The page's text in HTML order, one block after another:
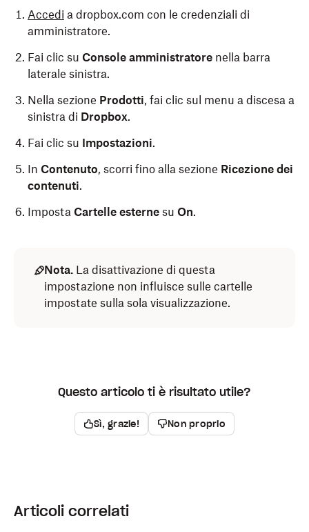
Accedi a dropbox.com con le credenziali di
amministratore.
Fai clic su Console amministratore nella barra
laterale sinistra.
Nella sezione Prodotti, fai clic sul menu a discesa a
sinistra di Dropbox.
Fai clic su Impostazioni.
In Contenuto, scorri fino alla sezione Ricezione dei
contenuti.
Imposta Cartelle esterne su On.
Nota. La disattivazione di questa
impostazione non influisce sulle cartelle
impostate sulla sola visualizzazione.
Questo articolo ti è risultato utile?
Sì, grazie! Non proprio
Articoli correlati